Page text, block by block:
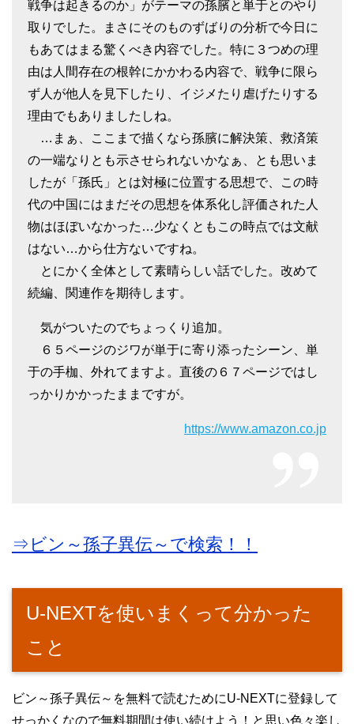
戦争は起きるのか」がテーマの孫臏と単于とのやり
取りでした。まさにそのものずばりの分析で今日に
もあてはまる驚くべき内容でした。特に３つめの理
由は人間存在の根幹にかかわる内容で、戦争に限ら
ず人が他人を見下したり、イジメたり虐げたりする
理由でもありましたしね。
…まぁ、ここまで描くなら孫臏に解決策、救済策
の一端なりとも示させられないかなぁ、とも思いま
したが「孫氏」とは対極に位置する思想で、この時
代の中国にはまだその思想を体系化し評価された人
物はほぼいなかった…少なくともこの時点では文献
はない…から仕方ないですね。
とにかく全体として素晴らしい話でした。改めて
続編、関連作を期待します。
気がついたのでちょっくり追加。
６５ページのジワが単于に寄り添ったシーン、単
于の手枷、外れてますよ。直後の６７ページではし
っかりかかったままですが。
https://www.amazon.co.jp
⇒ビン～孫子異伝～で検索！！
U-NEXTを使いまくって分かった
こと
ビン～孫子異伝～を無料で読むためにU-NEXTに登録して
せっかくなので無料期間は使い続けよう！と思い色々楽し